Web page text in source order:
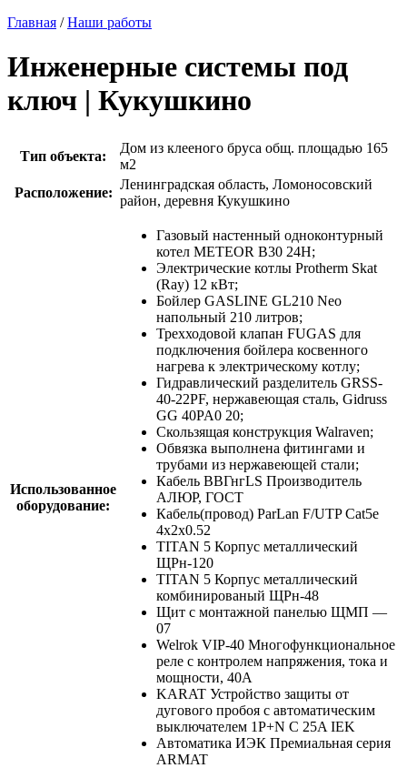
Главная /Наши работы
Инженерные системы под
ключ | Кукушкино
Тип объекта:
Дом из клееного бруса общ. площадью 165
м2
Расположение:
Ленинградская область, Ломоносовский
район, деревня Кукушкино
Использованное
оборудование:
Газовый настенный одноконтурный
котел METEOR В30 24Н;
Электрические котлы Protherm Skat
(Ray) 12 кВт;
Бойлер GASLINE GL210 Neo
напольный 210 литров;
Трехходовой клапан FUGAS для
подключения бойлера косвенного
нагрева к электрическому котлу;
Гидравлический разделитель GRSS-
40-22PF, нержавеющая сталь, Gidruss
GG 40PA0 20;
Скользящая конструкция Walraven;
Обвязка выполнена фитингами и
трубами из нержавеющей стали;
Кабель ВВГнгLS Производитель
АЛЮР, ГОСТ
Кабель(провод) ParLan F/UTP Cat5e
4х2х0.52
TITAN 5 Корпус металлический
ЩРн-120
TITAN 5 Корпус металлический
комбинированый ЩРн-48
Щит с монтажной панелью ЩМП —
07
Welrok VIP-40 Многофункциональное
реле с контролем напряжения, тока и
мощности, 40А
KARAT Устройство защиты от
дугового пробоя c автоматическим
выключателем 1P+N C 25A IEK
Автоматика ИЭК Премиальная серия
ARMAT